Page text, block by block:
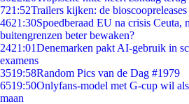
721:52Trailers kijken: de
4621:30Spoedberaad EU na crisis Ceuta,
buitengrenzen beter bewaken?
2421:01Denemarken pakt AI-gebruik in
examens
3519:58Random Pics van de Dag #1979
6519:50Onlyfans-model met G-cup wil
maan